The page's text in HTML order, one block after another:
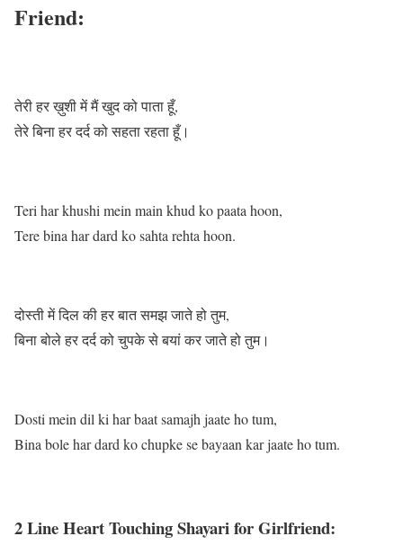
Friend:
तेरी हर ख़ुशी में मैं खुद को पाता हूँ,
तेरे बिना हर दर्द को सहता रहता हूँ।
Teri har khushi mein main khud ko paata hoon,
Tere bina har dard ko sahta rehta hoon.
दोस्ती में दिल की हर बात समझ जाते हो तुम,
बिना बोले हर दर्द को चुपके से बयां कर जाते हो तुम।
Dosti mein dil ki har baat samajh jaate ho tum,
Bina bole har dard ko chupke se bayaan kar jaate ho tum.
2 Line Heart Touching Shayari for Girlfriend: